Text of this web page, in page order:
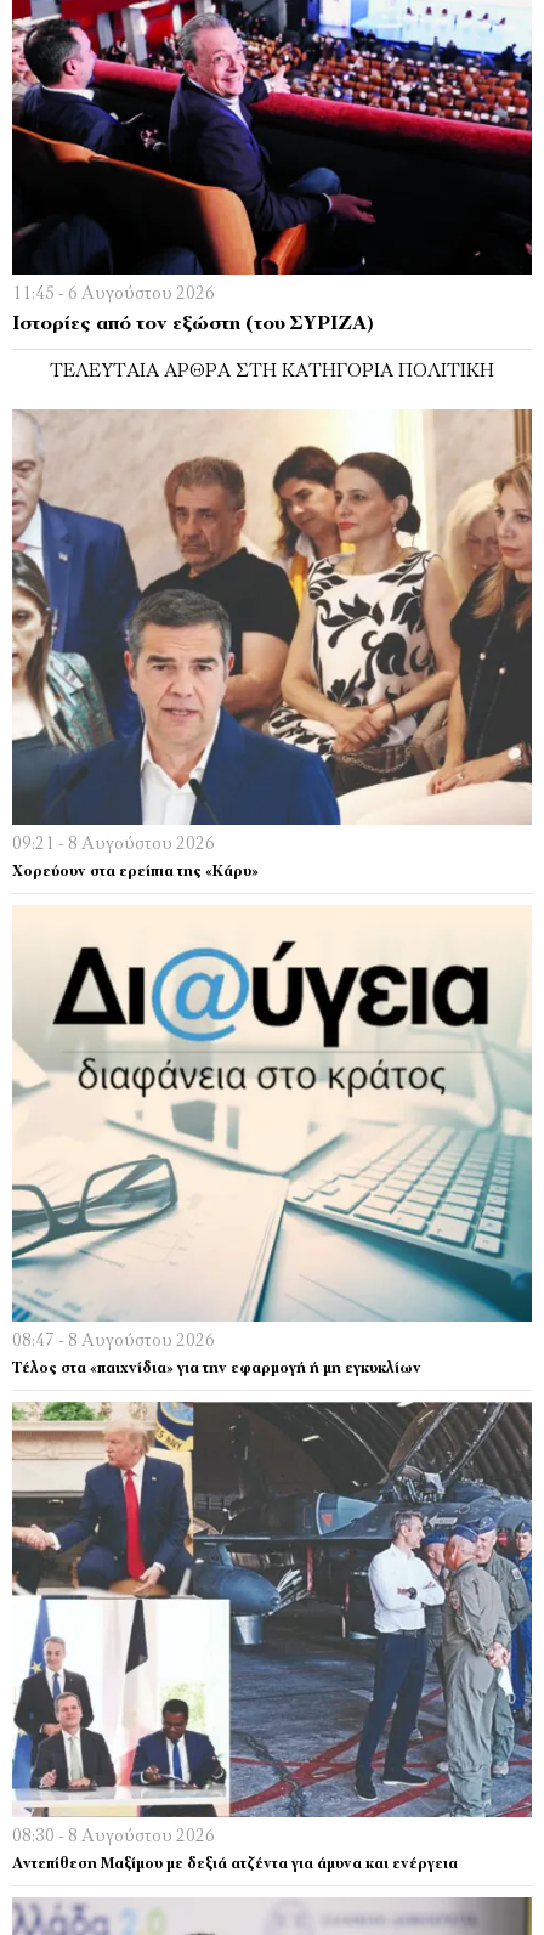
11:45 - 6 Αυγούστου 2026
Ιστορίες από τον εξώστη (του ΣΥΡΙΖΑ)
ΤΕΛΕΥΤΑΊΑ ΆΡΘΡΑ ΣΤΗ ΚΑΤΗΓΟΡΊΑ ΠΟΛΙΤΙΚΉ
09:21 - 8 Αυγούστου 2026
Χορεύουν στα ερείπια της «Κάρυ»
08:47 - 8 Αυγούστου 2026
Τέλος στα «παιχνίδια» για την εφαρμογή ή μη εγκυκλίων
08:30 - 8 Αυγούστου 2026
Αντεπίθεση Μαξίμου με δεξιά ατζέντα για άμυνα και ενέργεια